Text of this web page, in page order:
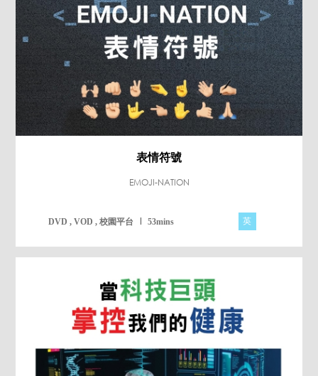
表情符號
EMOJI-NATION
DVD , VOD , 校園平台 53mins 英